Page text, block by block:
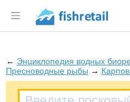
Раздел навигации
← Энциклопедия водных
Пресноводные рыбы →